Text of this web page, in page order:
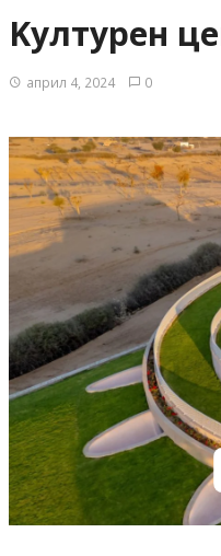
Kултурен
април 4, 2024 0